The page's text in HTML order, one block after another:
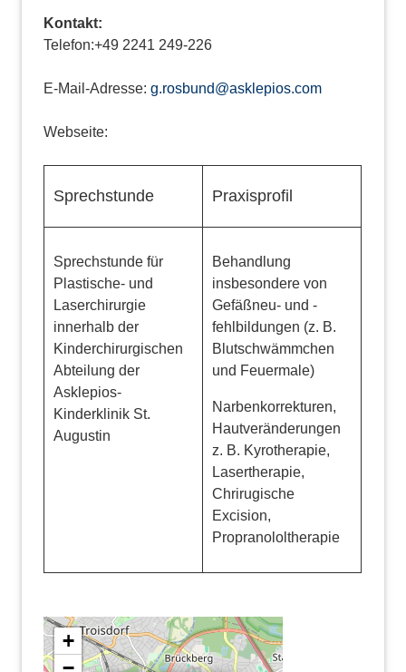
Kontakt:
Telefon:+49 2241 249-226
E-Mail-Adresse: g.rosbund@asklepios.com
Webseite:
Sprechstunde Praxisprofil
Sprechstunde für
Plastische- und
Laserchirurgie
innerhalb der
Kinderchirurgischen
Abteilung der
Asklepios-
Kinderklinik St.
Augustin
Behandlung
insbesondere von
Gefäßneu- und -
fehlbildungen (z. B.
Blutschwämmchen
und Feuermale)
Narbenkorrekturen,
Hautveränderungen
z. B. Kyrotherapie,
Lasertherapie,
Chrirugische
Excision,
Propranololtherapie
+